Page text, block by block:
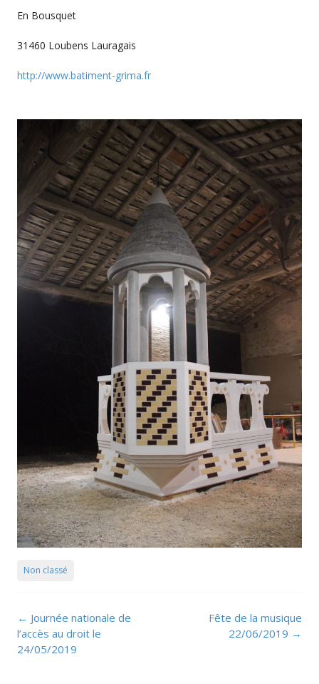
En Bousquet
31460 Loubens Lauragais
http://www.batiment-grima.fr
Non classé
Navigation
de
l’article
← Journée nationale de
l’accès au droit le
24/05/2019
Fête de la musique
22/06/2019 →